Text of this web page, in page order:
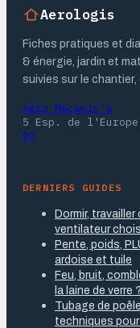
Aerologis
Fiches pratiques et
& énergie, jardin et
suivies sur le chantier,
Aéro Mécanic's
5 Esp. de
97
DERNIERS GUIDES
Dormir, travailler
ventilateur
Pente, poids,
ardoise et tuile
Feu, bruit,
la laine de verre ?
Tubage de
techniques